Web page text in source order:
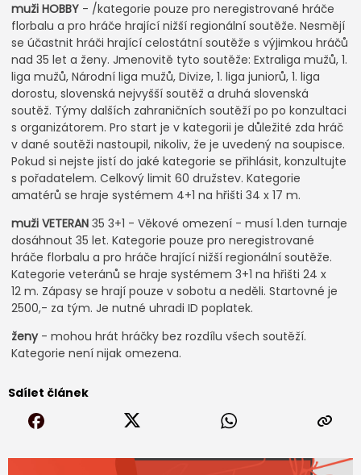
Sdílet článek
muži HOBBY - /kategorie pouze pro neregistrované hráče
florbalu a pro hráče hrající nižší regionální soutěže. Nesmějí
se účastnit hráči hrající celostátní soutěže s výjimkou hráčů
nad 35 let a ženy. Jmenovitě tyto soutěže: Extraliga mužů, 1.
liga mužů, Národní liga mužů, Divize, 1. liga juniorů, 1. liga
dorostu, slovenská nejvyšší soutěž a druhá slovenská
soutěž. Týmy dalších zahraničních soutěží po po konzultaci
s organizátorem. Pro start je v kategorii je důležité zda hráč
v dané soutěži nastoupil, nikoliv, že je uvedený na soupisce.
Pokud si nejste jistí do jaké kategorie se přihlásit, konzultujte
s pořadatelem. Celkový limit 60 družstev. Kategorie
amatérů se hraje systémem 4+1 na hřišti 34 x 17 m.
muži VETERAN 35 3+1 - Věkové omezení - musí 1.den turnaje
dosáhnout 35 let. Kategorie pouze pro neregistrované
hráče florbalu a pro hráče hrající nižší regionální soutěže.
Kategorie veteránů se hraje systémem 3+1 na hřišti 24 x
12 m. Zápasy se hrají pouze v sobotu a neděli. Startovné je
2500,- za tým. Je nutné uhradi ID poplatek.
ženy- mohou hrát hráčky bez rozdílu všech soutěží.
Kategorie není nijak omezena.